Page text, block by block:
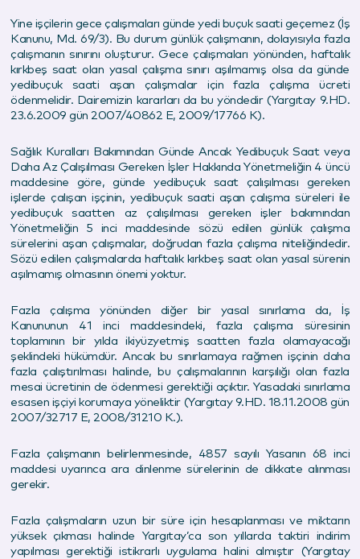
Yine işçilerin gece çalışmaları günde yedi buçuk saati geçemez (İş
Kanunu, Md. 69/3). Bu durum günlük çalışmanın, dolayısıyla fazla
çalışmanın sınırını oluşturur. Gece çalışmaları yönünden, haftalık
kırkbeş saat olan yasal çalışma sınırı aşılmamış olsa da günde
yedibuçuk saati aşan çalışmalar için fazla çalışma ücreti
ödenmelidir. Dairemizin kararları da bu yöndedir (Yargıtay 9.HD.
23.6.2009 gün 2007/40862 E, 2009/17766 K).
Sağlık Kuralları Bakımından Günde Ancak Yedibuçuk Saat veya
Daha Az Çalışılması Gereken İşler Hakkında Yönetmeliğin 4 üncü
maddesine göre, günde yedibuçuk saat çalışılması gereken
işlerde çalışan işçinin, yedibuçuk saati aşan çalışma süreleri ile
yedibuçuk saatten az çalışılması gereken işler bakımından
Yönetmeliğin 5 inci maddesinde sözü edilen günlük çalışma
sürelerini aşan çalışmalar, doğrudan fazla çalışma niteliğindedir.
Sözü edilen çalışmalarda haftalık kırkbeş saat olan yasal sürenin
aşılmamış olmasının önemi yoktur.
Fazla çalışma yönünden diğer bir yasal sınırlama da, İş
Kanununun 41 inci maddesindeki, fazla çalışma süresinin
toplamının bir yılda ikiyüzyetmiş saatten fazla olamayacağı
şeklindeki hükümdür. Ancak bu sınırlamaya rağmen işçinin daha
fazla çalıştırılması halinde, bu çalışmalarının karşılığı olan fazla
mesai ücretinin de ödenmesi gerektiği açıktır. Yasadaki sınırlama
esasen işçiyi korumaya yöneliktir (Yargıtay 9.HD. 18.11.2008 gün
2007/32717 E, 2008/31210 K.).
Fazla çalışmanın belirlenmesinde, 4857 sayılı Yasanın 68 inci
maddesi uyarınca ara dinlenme sürelerinin de dikkate alınması
gerekir.
Fazla çalışmaların uzun bir süre için hesaplanması ve miktarın
yüksek çıkması halinde Yargıtay’ca son yıllarda taktiri indirim
yapılması gerektiği istikrarlı uygulama halini almıştır (Yargıtay